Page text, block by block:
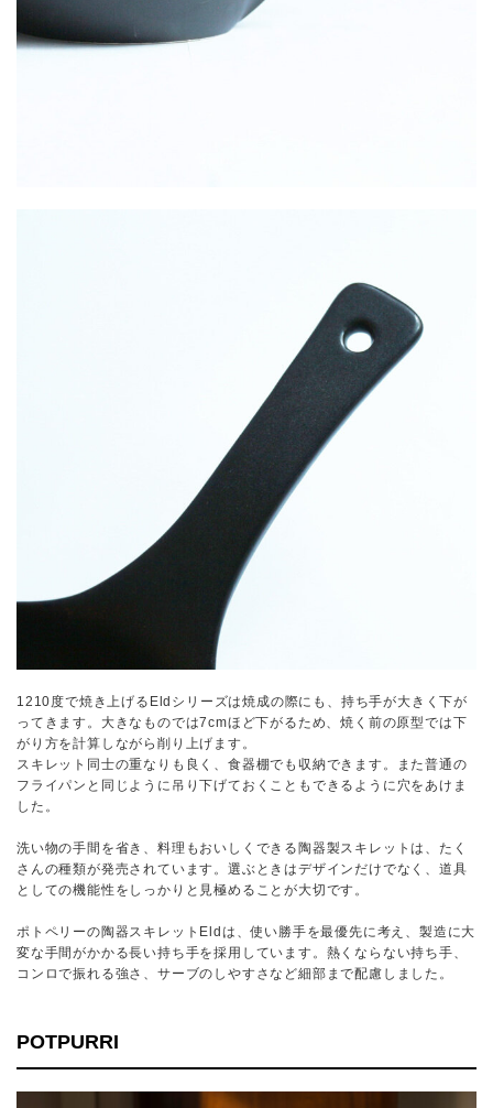
1210度で焼き上げるEldシリーズは焼成の際にも、持ち手が大きく下が
ってきます。大きなものでは7cmほど下がるため、焼く前の原型では下
がり方を計算しながら削り上げます。
スキレット同士の重なりも良く、食器棚でも収納できます。また普通の
フライパンと同じように吊り下げておくこともできるように穴をあけま
した。
洗い物の手間を省き、料理もおいしくできる陶器製スキレットは、たく
さんの種類が発売されています。選ぶときはデザインだけでなく、道具
としての機能性をしっかりと見極めることが大切です。
ポトペリーの陶器スキレットEldは、使い勝手を最優先に考え、製造に大
変な手間がかかる長い持ち手を採用しています。熱くならない持ち手、
コンロで振れる強さ、サーブのしやすさなど細部まで配慮しました。
POTPURRI